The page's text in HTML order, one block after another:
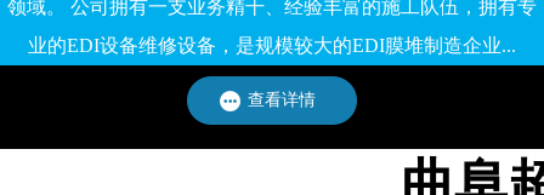
领域。 公司拥有一支业务精干、经验丰富的施工队伍，拥有专
业的EDI设备维修设备，是规模较大的EDI膜堆制造企业...
查看详情